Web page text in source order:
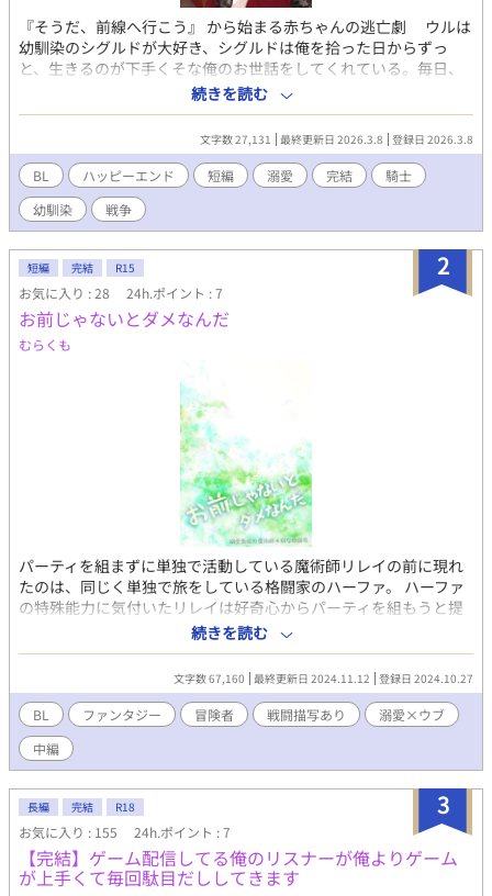
『そうだ、前線へ行こう』 から始まる赤ちゃんの逃亡劇 ウルは
幼馴染のシグルドが大好き、シグルドは俺を拾った日からずっ
と、生きるのが下手くそな俺のお世話をしてくれている。毎日、
シグルドと一緒でウルは幸せ。でもある日ウルは気づく、「俺が
いるとシグルドが幸せになれない！」 逃げる赤ちゃんと追いか
ける保護者、両片思い幼馴染のもだもだ追いかけっこ 溺愛モン
ペ保護者騎士×生活能力皆無の赤ちゃん騎士 戦闘描写あり、残酷
表現あり、ほのぼのシリアス、ハッピーエンド、R18は※マーク
です
続きを読む
文字数 27,131 最終更新日 2026.3.8 登録日 2026.3.8
BL ハッピーエンド 短編 溺愛 完結
騎士
幼馴染
戦争
2
短編 完結 R15
お気に入り : 28 24h.ポイント : 7
お前じゃないとダメなんだ
むらくも
パーティを組まずに単独で活動している魔術師リレイの前に現れ
たのは、同じく単独で旅をしている格闘家のハーファ。 ハーファ
の特殊能力に気付いたリレイは好奇心からパーティを組もうと提
案する。 組んだ相棒は強がりで……想定以上にウブだった。 ＊
RPG的な世界が舞台の冒険ファンタジー風BL。 ＊魔物や一部対人
で戦闘描写が入るので、流血と欠損描写があります。 ＊「アンタ
じゃないとダメなんだ（格闘家視点）」の魔術師（攻め）視点。
格闘家（受け）視点の元になった話のため、少し短めです。
続きを読む
文字数 67,160 最終更新日 2024.11.12 登録日 2024.10.27
BL ファンタジー 冒険者 戦闘描写あり
溺愛×ウブ
中編
3
長編 完結 R18
お気に入り : 155 24h.ポイント : 7
【完結】ゲーム配信してる俺のリスナーが俺よりゲーム
が上手くて毎回駄目だししてきます